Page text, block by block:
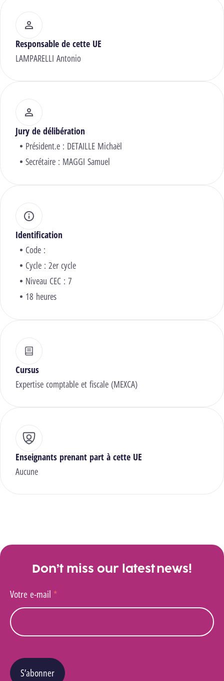
Responsable de cette UE
LAMPARELLI Antonio
Jury de délibération
Président.e : DETAILLE Michaël
Secrétaire : MAGGI Samuel
Identification
Code :
Cycle : 2er cycle
Niveau CEC : 7
18 heures
Cursus
Expertise comptable et fiscale (MEXCA)
Enseignants prenant part à cette UE
Aucune
Don’t miss our latest news!
Votre e-mail *
S’abonner